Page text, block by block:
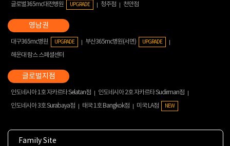
글로벌365mc대전병원 UPGRADE 청주점 천안점
대구365mc병원 UPGRADE 부산365mc병원(서면) UPGRADE
해운대 람스 스페셜센터
인도네시아 1호 자카르타 Selatan점
인도네시아 2호 자카르타 Sudirman점
인도네시아 3호 Surabaya점
태국 1호 Bangkok점 미국 LA점 NEW
Family Site